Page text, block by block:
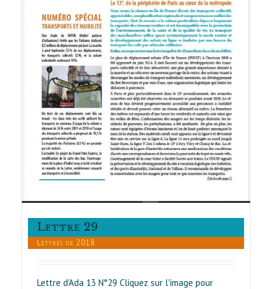
Lettre 29
Lettres de 2018
Lettre d'Ada 13 N°29 Cliquez sur l'image pour